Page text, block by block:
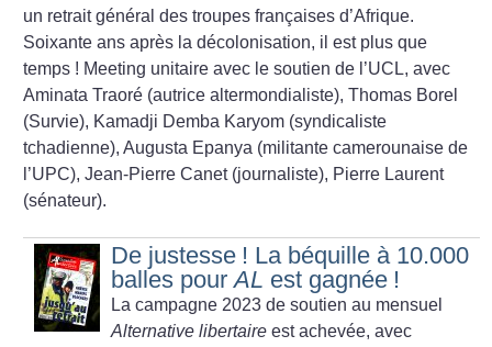
un retrait général des troupes françaises d’Afrique.
Soixante ans après la décolonisation, il est plus que
temps ! Meeting unitaire avec le soutien de l’UCL, avec
Aminata Traoré (autrice altermondialiste), Thomas Borel
(Survie), Kamadji Demba Karyom (syndicaliste
tchadienne), Augusta Epanya (militante camerounaise de
l’UPC), Jean-Pierre Canet (journaliste), Pierre Laurent
(sénateur).
De justesse ! La béquille à 10.000
balles pourAL est gagnée !
La campagne 2023 de soutien au mensuel
Alternative libertaire est achevée, avec